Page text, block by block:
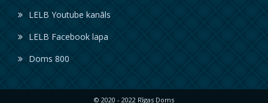
LELB Youtube kanāls
LELB Facebook lapa
Doms 800
© 2020 - 2022 Rīgas Doms